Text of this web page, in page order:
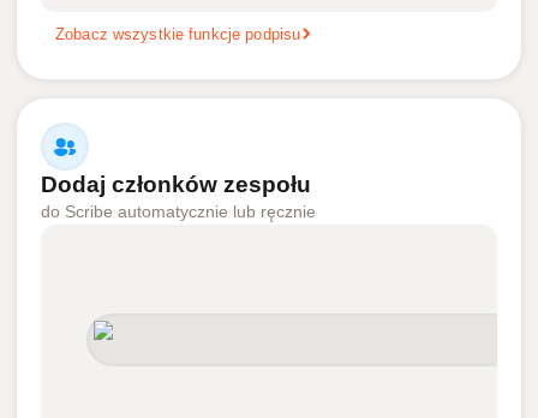
Zobacz wszystkie funkcje podpisu
Dodaj członków zespołu
do Scribe automatycznie lub ręcznie